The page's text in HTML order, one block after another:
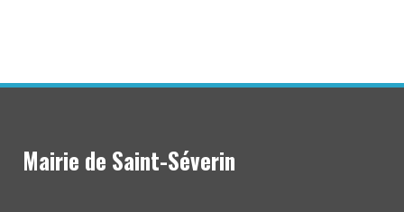
Mairie de Saint-Séverin